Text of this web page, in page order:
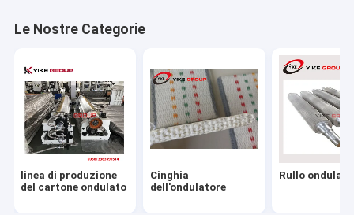
Macchina sottile del segnatore della taglierina della lama
contenitore di cartone che attacca macchina
Parti di macchine in cartone
Le Nostre Categorie
linea di produzione
del cartone ondulato
Cinghia
dell'ondulatore
Rullo ondulato